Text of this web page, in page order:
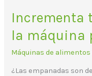
Incrementa
la máquina
Máquinas de
¿Las empanadas son